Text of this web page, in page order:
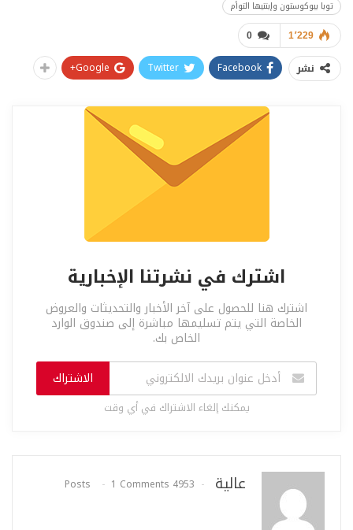
توبا بيوكوستون وإبنتيها التوأم
0 1٬229
نشر Facebook
Twitter
Google+
اشترك في نشرتنا الإخبارية
اشترك هنا للحصول على آخر الأخبار والتحديثات والعروض
الخاصة التي يتم تسليمها مباشرة إلى صندوق الوارد
الخاص بك.
الاشتراك
يمكنك إلغاء الاشتراك في أي وقت
عالية 4953 Posts
1 Comments